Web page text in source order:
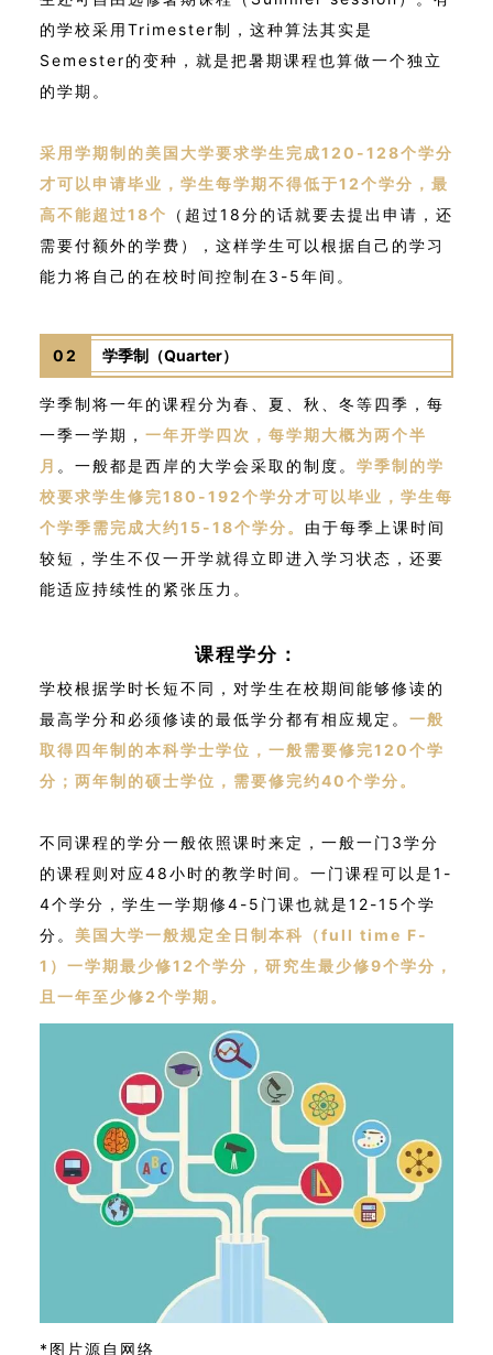
的学校采用Trimester制，这种算法其实是
Semester的变种，就是把暑期课程也算做一个独立
的学期。
采用学期制的美国大学要求学生完成120-128个学分
才可以申请毕业，学生每学期不得低于12个学分，最
高不能超过18个
（超过18分的话就要去提出申请，还
需要付额外的学费），这样学生可以根据自己的学习
能力将自己的在校时间控制在3-5年间。
02 学季制（Quarter）
学季制将一年的课程分为春、夏、秋、冬等四季，每
一季一学期， 一年开学四次，每学期大概为两个半
月 。一般都是西岸的大学会采取的制度。 学季制的学
校要求学生修完180-192个学分才可以毕业，学生每
个学季需完成大约15-18个学分。 由于每季上课时间
较短，学生不仅一开学就得立即进入学习状态，还要
能适应持续性的紧张压力。
课程学分：
学校根据学时长短不同，对学生在校期间能够修读的
最高学分和必须修读的最低学分都有相应规定。 一般
取得四年制的本科学士学位，一般需要修完120个学
分；两年制的硕士学位，需要修完约40个学分。
不同课程的学分一般依照课时来定，一般一门3学分
的课程则对应48小时的教学时间。一门课程可以是1-
4个学分，学生一学期修4-5门课也就是12-15个学
分。 美国大学一般规定全日制本科（full time F-
1）一学期最少修12个学分，研究生最少修9个学分，
且一年至少修2个学期。
*图片源自网络